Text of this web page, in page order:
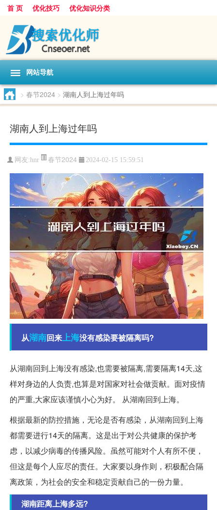
首 页 优化技巧 优化知识分类
网站导航
> 春节2024 > 湖南人到上海过年吗
湖南人到上海过年吗
网友:hnr 春节2024 2024-02-15 15:59:51
从湖南回来上海没有感染要被隔离吗?
从湖南回到上海没有感染,也需要被隔离,需要隔离14天,这
样对身边的人负责,也算是对国家对社会做贡献。面对疫情
的严重,大家应该谨慎小心为好。 从湖南回到上海。
根据最新的防控措施，无论是否有感染，从湖南回到上海
都需要进行14天的隔离。这是出于对公共健康的保护考
虑，以减少病毒的传播风险。虽然可能对个人有所不便，
但这是每个人应尽的责任。大家要以身作则，积极配合隔
离政策，为社会的安全和稳定贡献自己的一份力量。
湖南距离上海多远?